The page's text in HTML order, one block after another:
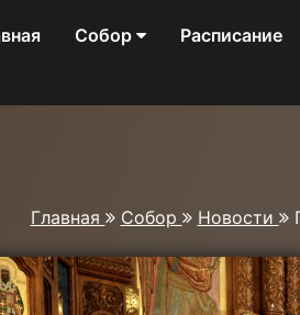
Собор Расписание
Главная Собор Новости